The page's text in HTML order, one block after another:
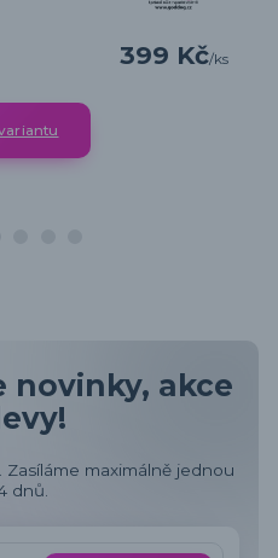
399 Kč/ks
novinky, akce
maximálně jednou
dnů.